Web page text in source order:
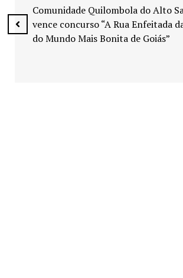
espaços públicos de Senador Canedo